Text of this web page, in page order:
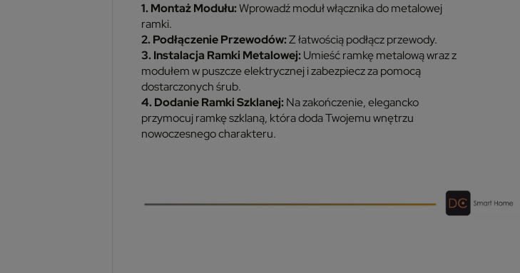
1. Montaż Modułu:Wprowadź moduł włącznika do metalowej
ramki.
2. Podłączenie Przewodów:Z łatwością podłącz przewody.
3. Instalacja Ramki Metalowej: Umieść ramkę metalową wraz z
modułem w puszcze elektrycznej i zabezpiecz za pomocą
dostarczonych śrub.
4. Dodanie Ramki Szklanej: Na zakończenie, elegancko
przymocuj ramkę szklaną, która doda Twojemu wnętrzu
nowoczesnego charakteru.